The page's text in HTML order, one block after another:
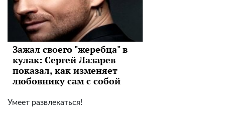
Зажал своего "жеребца" в
кулак: Сергей Лазарев
показал, как изменяет
любовнику сам с собой
Умеет развлекаться!